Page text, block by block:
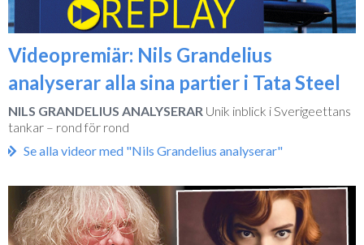
Videopremiär: Nils Grandelius
analyserar alla sina partier i Tata Steel
NILS GRANDELIUS ANALYSERAR Unik inblick i Sverigeettans
tankar – rond för rond
Se alla videor med "Nils Grandelius analyserar"